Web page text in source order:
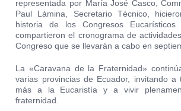
representada por María José Casco,
Paul Lámina, Secretario Técnico,
historia de los Congresos Eucarísticos
compartieron el cronograma de
Congreso que se llevarán a cabo en
La «Caravana de la Fraternidad»
varias provincias de Ecuador, invitando a
más a la Eucaristía y a vivir
fraternidad.